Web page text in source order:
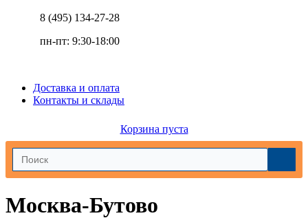
8 (495) 134-27-28
пн-пт: 9:30-18:00
Доставка и оплата
Контакты и склады
Корзина пуста
Москва-Бутово